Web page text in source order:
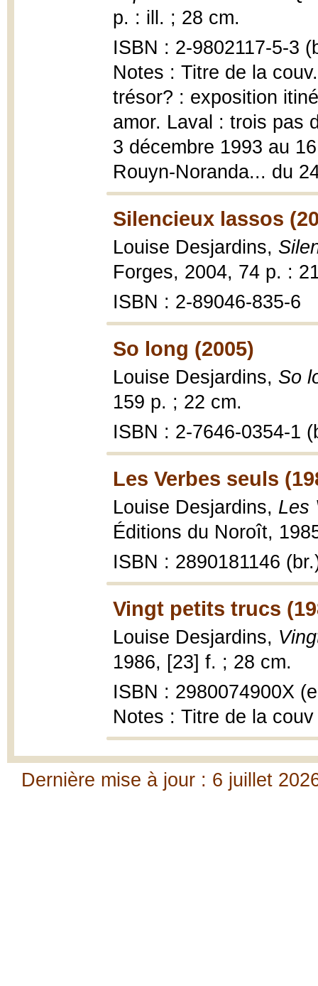
p. : ill. ; 28 cm.
ISBN : 2-9802117-5-3
Notes : Titre de la
trésor? : exposition
amor. Laval : trois pas
3 décembre 1993 au
Rouyn-Noranda... du
Silencieux lassos
Louise Desjardins,
Forges, 2004, 74 p. :
ISBN : 2-89046-835-6
So long (2005)
Louise Desjardins, So
159 p. ; 22 cm.
ISBN : 2-7646-0354-1
Les Verbes seuls
Louise Desjardins, Les
Éditions du Noroît,
ISBN : 2890181146
Vingt petits trucs
Louise Desjardins,
1986, [23] f. ; 28 cm.
ISBN : 2980074900X
Notes : Titre de la couv
Dernière mise à jour : 6 juillet